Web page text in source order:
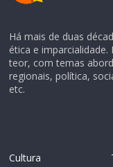
Há mais de duas
ética e
teor, com temas
regionais, política,
etc.
Cultura